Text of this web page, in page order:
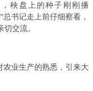
秧盘上的种子刚刚播
书记走上前仔细察看，
交流。
农业生产的熟悉，引来大